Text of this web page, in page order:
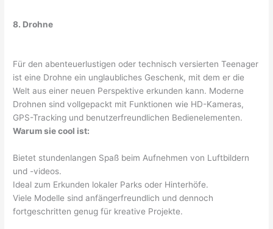
8. Drohne
Für den abenteuerlustigen oder technisch versierten Teenager
ist eine Drohne ein unglaubliches Geschenk, mit dem er die
Welt aus einer neuen Perspektive erkunden kann. Moderne
Drohnen sind vollgepackt mit Funktionen wie HD-Kameras,
GPS-Tracking und benutzerfreundlichen Bedienelementen.
Warum sie cool ist:
Bietet stundenlangen Spaß beim Aufnehmen von Luftbildern
und -videos.
Ideal zum Erkunden lokaler Parks oder Hinterhöfe.
Viele Modelle sind anfängerfreundlich und dennoch
fortgeschritten genug für kreative Projekte.